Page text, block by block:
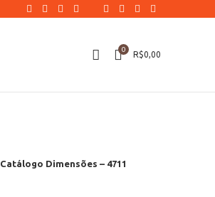
0
R$0,00
Catálogo Dimensões – 4711